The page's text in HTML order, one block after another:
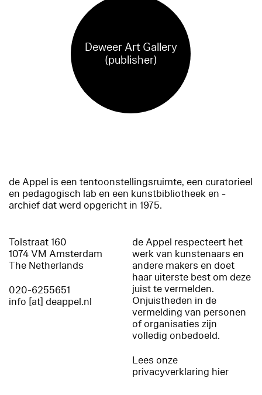
Deweer Art Gallery
(publisher)
de Appel is een tentoonstellingsruimte, een curatorieel
en pedagogisch lab en een kunstbibliotheek en -
archief dat werd opgericht in 1975.
Tolstraat 160
1074 VM Amsterdam
The Netherlands
020-6255651
info [at] deappel.nl
de Appel respecteert het
werk van kunstenaars en
andere makers en doet
haar uiterste best om deze
juist te vermelden.
Onjuistheden in de
vermelding van personen
of organisaties zijn
volledig onbedoeld.
Lees onze
privacyverklaring hier